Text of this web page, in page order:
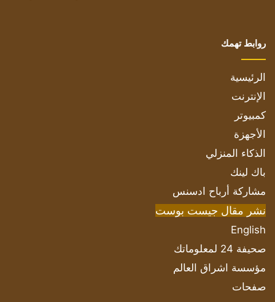
روابط تهمك
الرئيسية
الإنترنت
كمبيوتر
الأجهزة
الذكاء المنزلي
باك لينك
مشاركة أرباح ادسنس
نشر مقال جيست بوست
English
صحيفة 24 لمعلوماتك
مؤسسة اشراق العالم
صفحات